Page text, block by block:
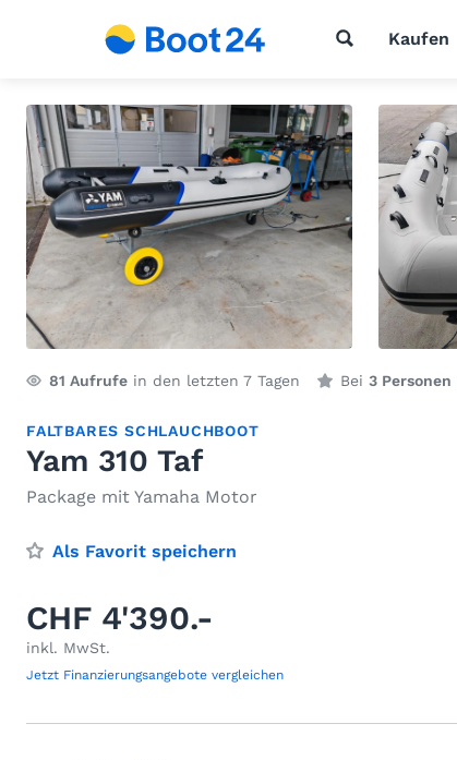
Kaufen
81 Aufrufe in den letzten 7 Tagen Bei 3 Personen
FALTBARES SCHLAUCHBOOT
Yam 310 Taf
Package mit Yamaha Motor
Als Favorit speichern
CHF 4'390.-
inkl. MwSt.
Jetzt Finanzierungsangebote vergleichen